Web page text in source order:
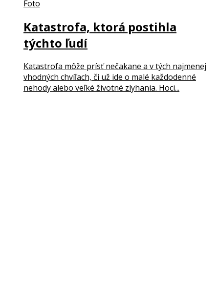
Foto
Katastrofa, ktorá postihla
týchto ľudí
Katastrofa môže prísť nečakane a v tých najmenej
vhodných chvíľach, či už ide o malé každodenné
nehody alebo veľké životné zlyhania. Hoci...